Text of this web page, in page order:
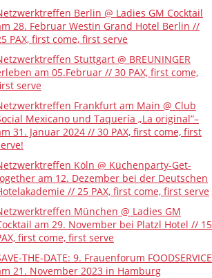
Berlin @ Ladies GM Cocktail
28. Februar Westin Grand Hotel Berlin //
PAX, first come, first serve
Stuttgart @ BREUNINGER
am 05.Februar // 30 PAX, first come,
serve
Frankfurt am Main @ Club
Mexicano und Taquería „La original”–
31. Januar 2024 // 30 PAX, first come, first
Köln @ Küchenparty-Get-
am 12. Dezember bei der Deutschen
// 25 PAX, first come, first serve
München @ Ladies GM
am 29. November bei Platzl Hotel // 15
first come, first serve
THE-DATE: 9. Frauenforum FOODSERVICE
21. November 2023 in Hamburg